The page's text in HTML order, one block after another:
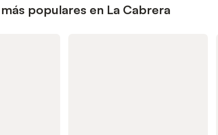
populares en La Cabrera